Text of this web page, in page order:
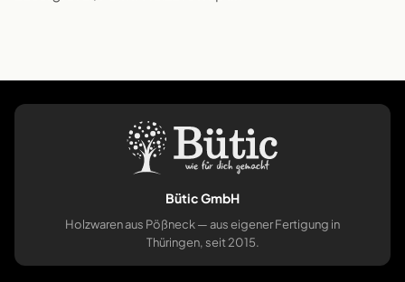
Bütic GmbH
Holzwaren aus Pößneck — aus eigener Fertigung in
Thüringen, seit 2015.